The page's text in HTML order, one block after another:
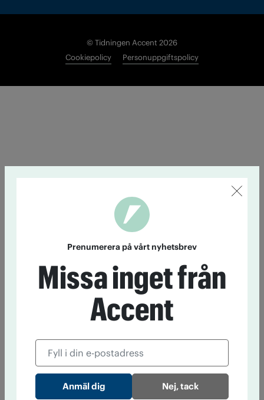
© Tidningen Accent 2026
Cookiepolicy
Personuppgiftspolicy
Prenumerera på vårt nyhetsbrev
Missa inget från
Accent
Nej, tack